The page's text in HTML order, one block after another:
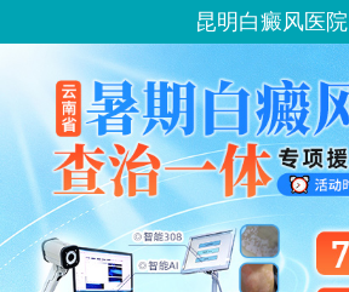
昆明白癜风医院
您好,这里是在线预约挂号平台！
请问你是有白斑、白癜风问题吗？